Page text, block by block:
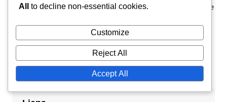
Save my name, email, and website in this browser for the
All
to decline non-essential cookies.
Customize
Reject All
Accept All